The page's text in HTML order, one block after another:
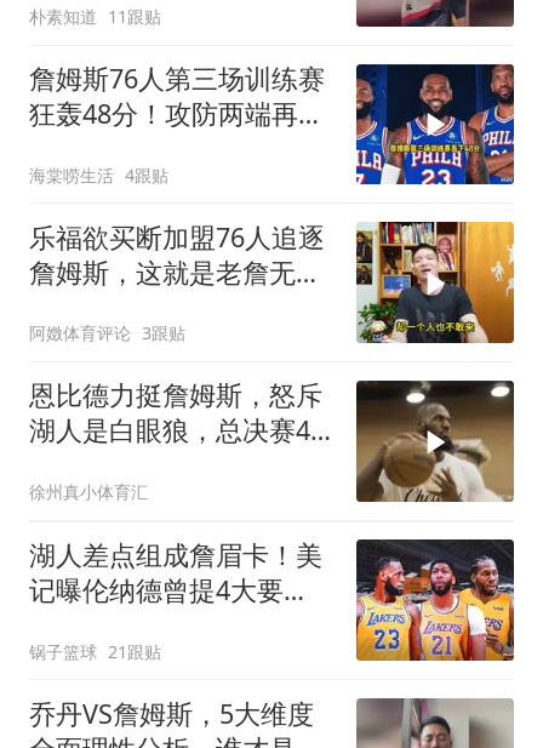
朴素知道 11跟贴
詹姆斯76人第三场训练赛
狂轰48分！攻防两端再次
海棠唠生活 4跟贴
乐福欲买断加盟76人追逐
詹姆斯，这就是老詹无与
阿嬍体育评论 3跟贴
恩比德力挺詹姆斯，怒斥
湖人是白眼狼，总决赛4-0
徐州真小体育汇
湖人差点组成詹眉卡！美
记曝伦纳德曾提4大要
锅子篮球 21跟贴
乔丹VS詹姆斯，5大维度